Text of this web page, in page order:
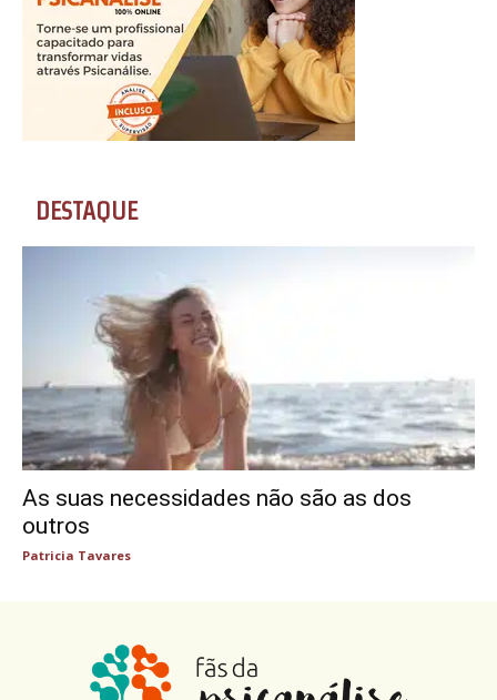
DESTAQUE
As suas necessidades não são as dos
outros
Patricia Tavares